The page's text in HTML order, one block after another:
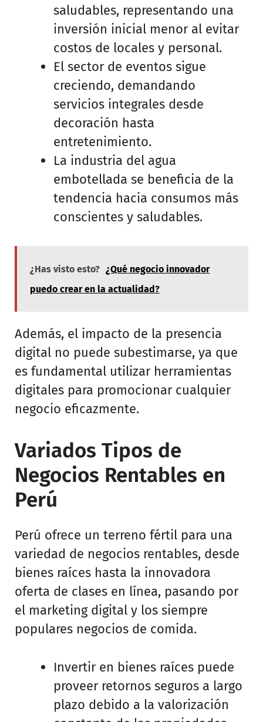
saludables, representando una
inversión inicial menor al evitar
costos de locales y personal.
El sector de eventos sigue
creciendo, demandando
servicios integrales desde
decoración hasta
entretenimiento.
La industria del agua
embotellada se beneficia de la
tendencia hacia consumos más
conscientes y saludables.
¿Has visto esto? ¿Qué negocio innovador
puedo crear en la actualidad?
Además, el impacto de la presencia
digital no puede subestimarse, ya que
es fundamental utilizar herramientas
digitales para promocionar cualquier
negocio eficazmente.
Variados Tipos de
Negocios Rentables en
Perú
Perú ofrece un terreno fértil para una
variedad de negocios rentables, desde
bienes raíces hasta la innovadora
oferta de clases en línea, pasando por
el marketing digital y los siempre
populares negocios de comida.
Invertir en bienes raíces puede
proveer retornos seguros a largo
plazo debido a la valorización